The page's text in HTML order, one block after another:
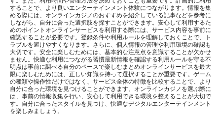
することで、より良いエンターテインメント体験につながります。情報を集
める際には、オンラインカジノのおすすめを紹介している記事などを参考に
しながら、自分に合った選択肢を探すことができます。安心して利用するた
めのポイントオンラインサービスを利用する際には、サービス内容を事前に
確認することが必要です。登録条件や利用ルールを理解しておくことで、ト
ラブルを避けやすくなります。さらに、個人情報の管理や利用環境の確認も
大切です。安全に楽しむためには、基本的な注意点を意識することが欠かせ
ません。快適な利用につながる習慣最新情報を確認する利用ルールを守る不
明点は事前に調べる自分のペースで楽しむまとめオンラインサービスを最大
限に楽しむためには、正しい知識を持って選択することが重要です。ゲーム
の種類や操作性だけではなく、サービス全体の特徴を比較することで、より
自分に合った環境を見つけることができます。オンラインカジノを選ぶ際に
は、事前の情報収集を行い、安心して利用できる環境を整えることが大切で
す。自分に合ったスタイルを見つけ、快適なデジタルエンターテインメント
を楽しみましょう。